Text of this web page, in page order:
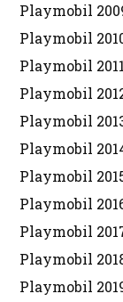
Playmobil
Playmobil
Playmobil 2011
Playmobil
Playmobil
Playmobil
Playmobil
Playmobil
Playmobil
Playmobil
Playmobil